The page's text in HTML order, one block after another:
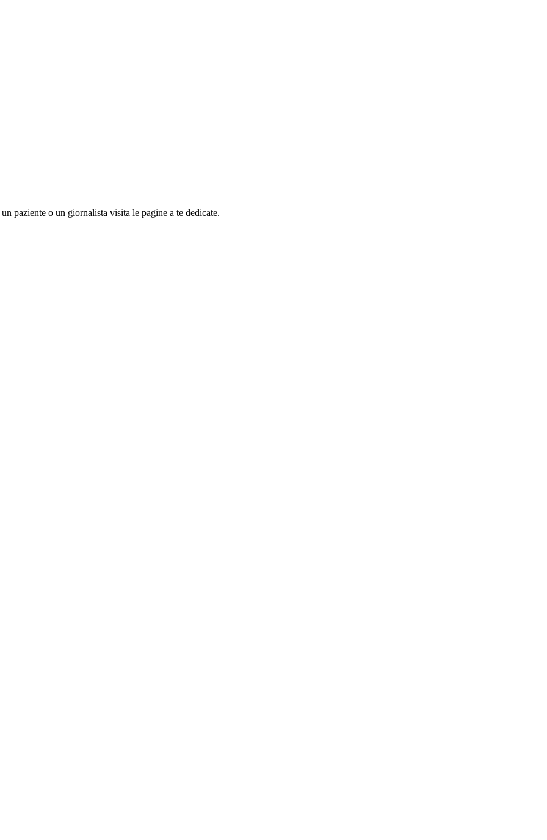
il nostro portfolio completo.
ti aiuterà a trovare il dispositivo più adatto a te.
Global Job Market e trova le posizioni aperte per ogni profilo di carriera.
un nostro referente.
paziente o un giornalista visita le pagine a te dedicate.